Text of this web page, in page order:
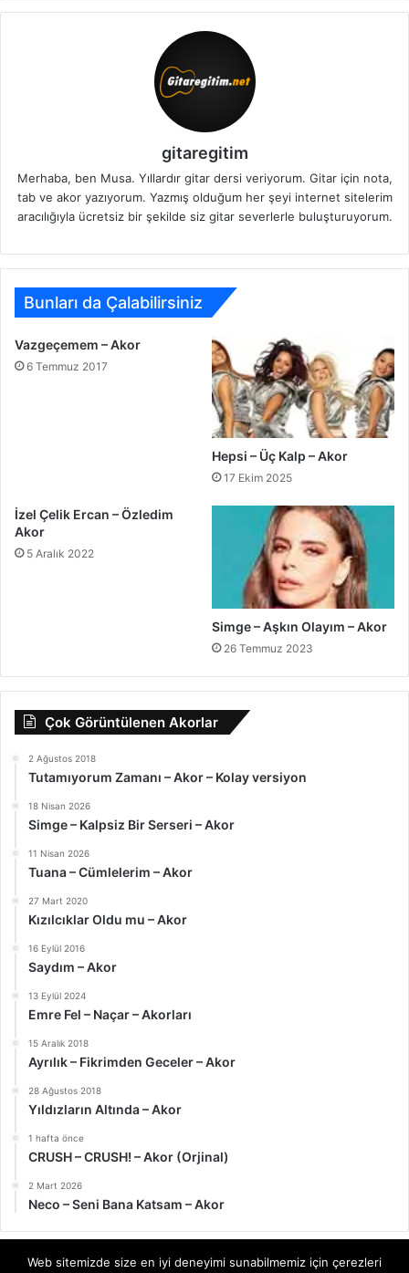
gitaregitim
Merhaba, ben Musa. Yıllardır gitar dersi veriyorum. Gitar için nota,
tab ve akor yazıyorum. Yazmış olduğum her şeyi internet sitelerim
aracılığıyla ücretsiz bir şekilde siz gitar severlerle buluşturuyorum.
Bunları da Çalabilirsiniz
Vazgeçemem – Akor
6 Temmuz 2017
Hepsi – Üç Kalp – Akor
17 Ekim 2025
İzel Çelik Ercan – Özledim
Akor
5 Aralık 2022
Simge – Aşkın Olayım – Akor
26 Temmuz 2023
Çok Görüntülenen Akorlar
2 Ağustos 2018
Tutamıyorum Zamanı – Akor – Kolay versiyon
18 Nisan 2026
Simge – Kalpsiz Bir Serseri – Akor
11 Nisan 2026
Tuana – Cümlelerim – Akor
27 Mart 2020
Kızılcıklar Oldu mu – Akor
16 Eylül 2016
Saydım – Akor
13 Eylül 2024
Emre Fel – Naçar – Akorları
15 Aralık 2018
Ayrılık – Fikrimden Geceler – Akor
28 Ağustos 2018
Yıldızların Altında – Akor
1 hafta önce
CRUSH – CRUSH! – Akor (Orjinal)
2 Mart 2026
Neco – Seni Bana Katsam – Akor
Web sitemizde size en iyi deneyimi sunabilmemiz için çerezleri